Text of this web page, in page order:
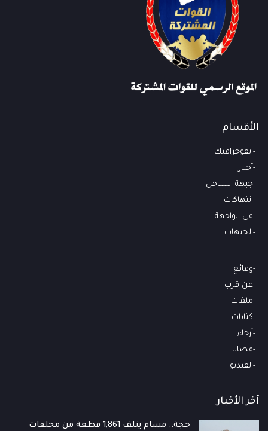
الأقسام
انفوجرافيك
أخبار
جبهة الساحل
انتهاكات
في الواجهة
الجبهات
وقائع
عن قرب
ملفات
كتابات
أرجاء
قضايا
الفيديو
آخر الأخبار
حجة.. مسام يتلف 1,861 قطعة من مخلفات